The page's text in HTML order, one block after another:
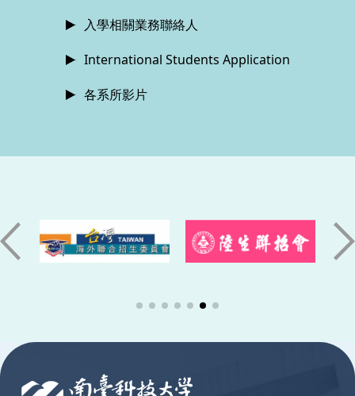
入學相關業務聯絡人
International Students Application
各系所影片